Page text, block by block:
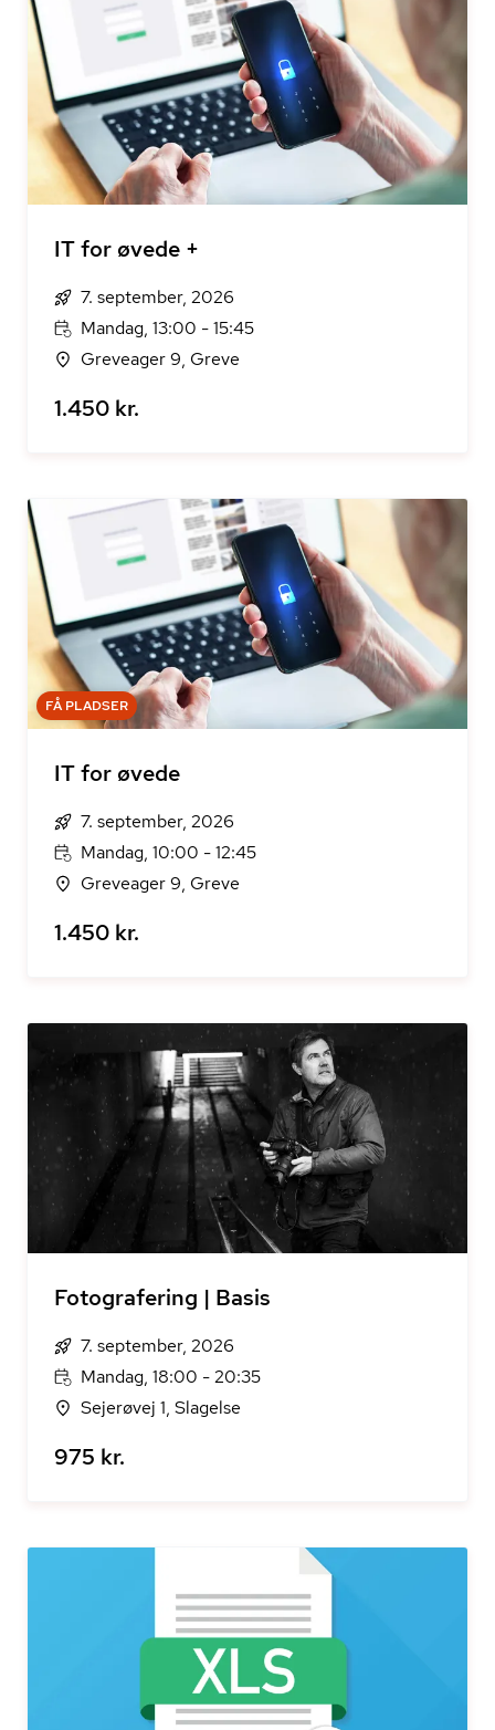
IT for øvede +
7. september, 2026
Mandag, 13:00 - 15:45
Greveager 9, Greve
1.450 kr.
FÅ PLADSER
IT for øvede
7. september, 2026
Mandag, 10:00 - 12:45
Greveager 9, Greve
1.450 kr.
Fotografering | Basis
7. september, 2026
Mandag, 18:00 - 20:35
Sejerøvej 1, Slagelse
975 kr.